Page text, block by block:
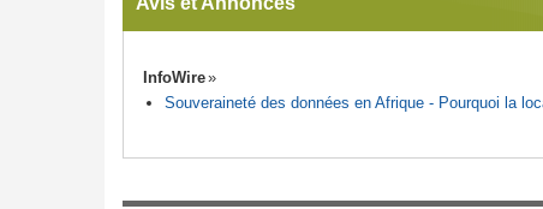
InfoWire
Souveraineté des données en Afrique - Pourquoi la